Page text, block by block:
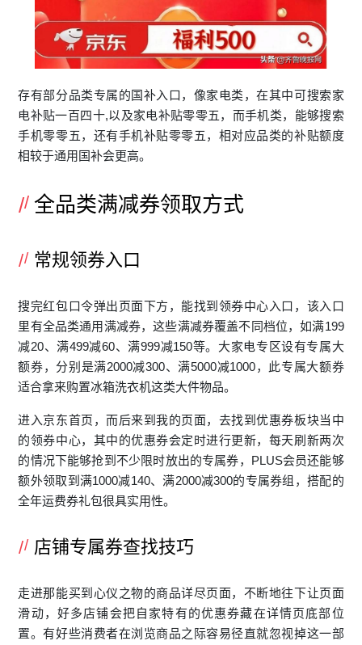
存有部分品类专属的国补入口，像家电类，在其中可搜索家
电补贴一百四十,以及家电补贴零零五，而手机类，能够搜索
手机零零五，还有手机补贴零零五，相对应品类的补贴额度
相较于通用国补会更高。
全品类满减券领取方式
常规领券入口
搜完红包口令弹出页面下方，能找到领券中心入口，该入口
里有全品类通用满减券，这些满减券覆盖不同档位，如满199
减20、满499减60、满999减150等。大家电专区设有专属大
额券，分别是满2000减300、满5000减1000，此专属大额券
适合拿来购置冰箱洗衣机这类大件物品。
进入京东首页，而后来到我的页面，去找到优惠券板块当中
的领券中心，其中的优惠券会定时进行更新，每天刷新两次
的情况下能够抢到不少限时放出的专属券，PLUS会员还能够
额外领取到满1000减140、满2000减300的专属券组，搭配的
全年运费券礼包很具实用性。
店铺专属券查找技巧
走进那能买到心仪之物的商品详尽页面，不断地往下让页面
滑动，好多店铺会把自家特有的优惠券藏在详情页底部位
置。有好些消费者在浏览商品之际容易径直就忽视掉这一部